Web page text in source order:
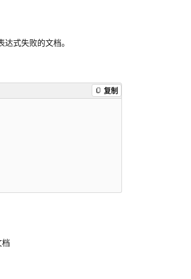
式失败的文档。
复制